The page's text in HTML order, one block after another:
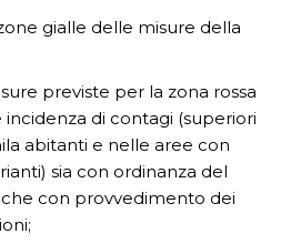
gialle delle misure della
previste per la zona rossa
di contagi (superiori
abitanti e nelle aree con
sia con ordinanza del
con provvedimento dei